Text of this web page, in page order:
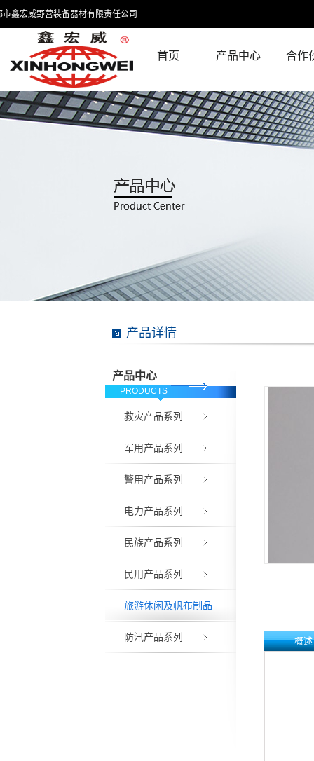
市鑫宏威野营装备器材有限责任公司
首页 产品中心 合作
产品中心
PRODUCTS
救灾产品系列
军用产品系列
警用产品系列
电力产品系列
民族产品系列
民用产品系列
旅游休闲及帆布制品
防汛产品系列
产品详情
概述